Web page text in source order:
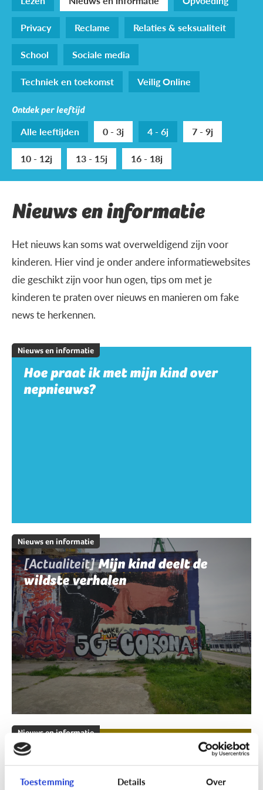
Toestemming Details Over
Privacy
Reclame
Relaties & seksualiteit
School
Sociale media
Techniek en toekomst
Veilig Online
Ontdek per leeftijd
Alle leeftijden 0 - 3j 4 - 6j
7 - 9j
10 - 12j
13 - 15j 16 - 18j
Nieuws en informatie
Het nieuws kan soms wat overweldigend zijn voor
kinderen. Hier vind je onder andere informatiewebsites
die geschikt zijn voor hun ogen, tips om met je
kinderen te praten over nieuws en manieren om fake
news te herkennen.
Nieuws en informatie
Hoe praat ik met mijn kind over
nepnieuws?
Nieuws en informatie
[Actualiteit]Mijn kind deelt de
wildste verhalen
Nieuws en informatie
[Klik & Print]